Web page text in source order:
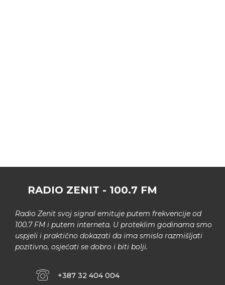
RADIO ZENIT - 100.7 FM
Radio Zenit svoj signal emituje putem frekvencije od
100.7 FM i putem interneta. U proteklim godinama smo
uspjeli i praktično dokazati da ima smisla razmišljati
pozitivno, osjećati se dobro i biti bolji.
+387 32 404 004